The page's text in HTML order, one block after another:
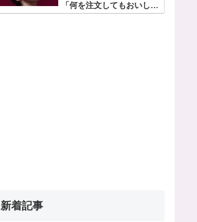
「何を注文してもおいしい
から・・」日本の食べ物に
新着記事